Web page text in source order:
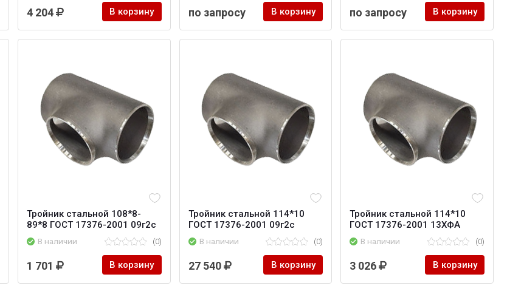
4 204 В корзину по запросу В корзину по запросу В корзину
Тройник стальной 108*8-
89*8 ГОСТ 17376-2001 09г2с
В наличии (0)
1 701 В корзину
Тройник стальной 114*10
ГОСТ 17376-2001 09г2с
В наличии (0)
27 540 В корзину
Тройник стальной 114*10
ГОСТ 17376-2001 13ХФА
В наличии (0)
3 026 В корзину